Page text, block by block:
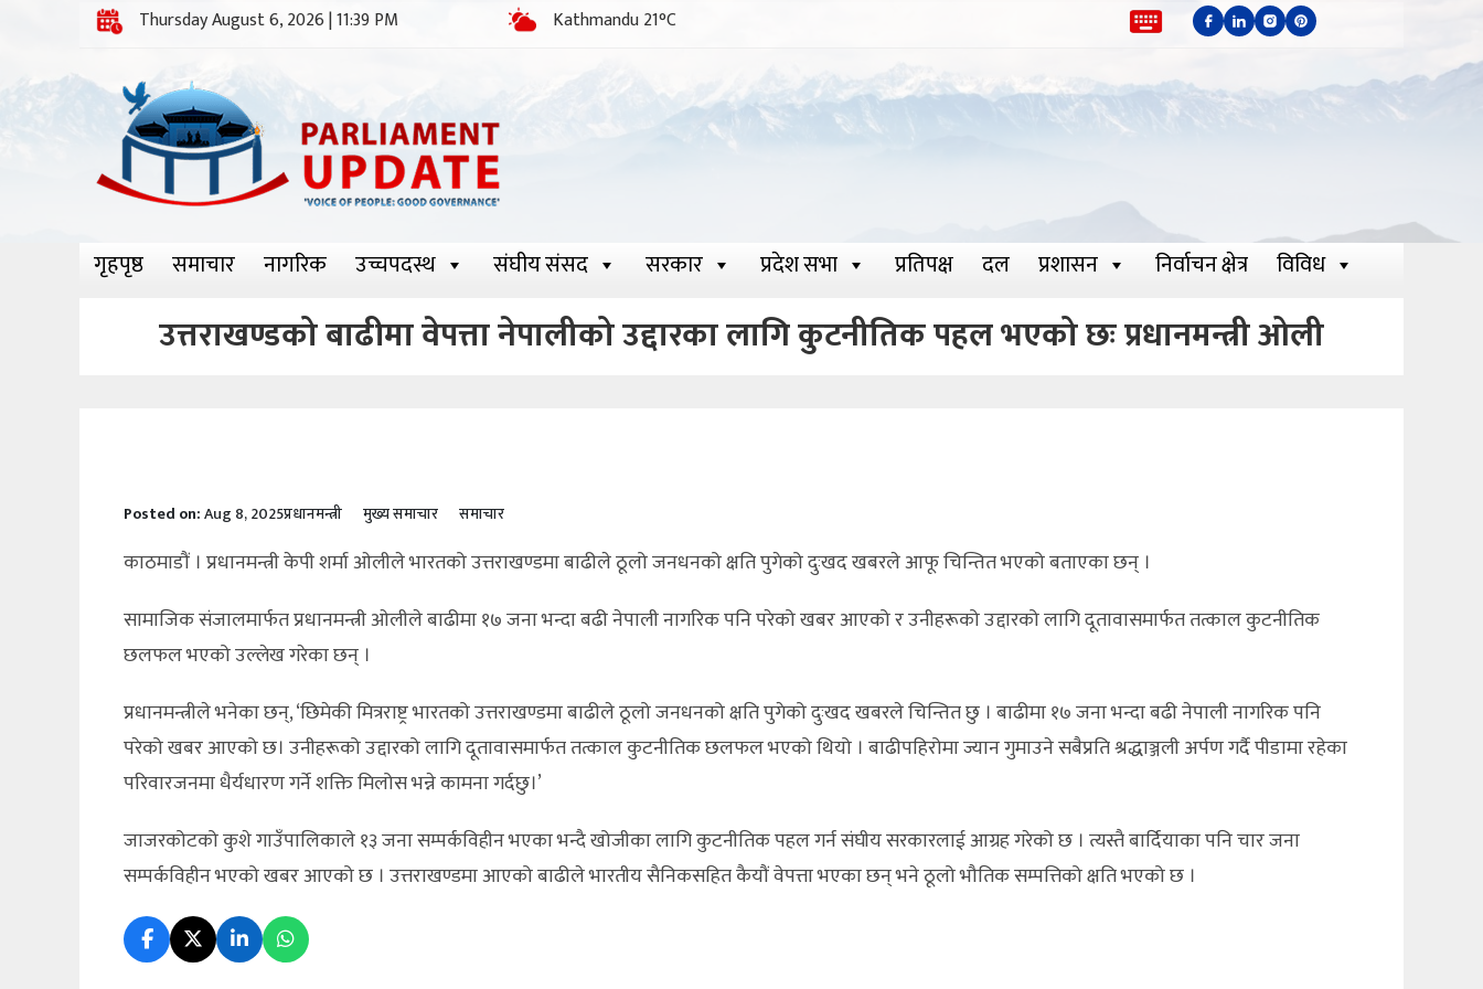
Thursday August 6, 2026 | 11:39 PM Kathmandu 21°C
गृहपृष्ठ समाचार नागरिक उच्चपदस्थ संघीय संसद सरकार प्रदेश सभा प्रतिपक्ष दल प्रशासन निर्वाचन क्षेत्र विविध
उत्तराखण्डको बाढीमा वेपत्ता नेपालीको उद्दारका लागि कुटनीतिक पहल भएको छः प्रधानमन्त्री ओली
Posted on:Aug 8, 2025प्रधानमन्त्री मुख्य समाचार समाचार
काठमाडौं । प्रधानमन्त्री केपी शर्मा ओलीले भारतको उत्तराखण्डमा बाढीले ठूलो जनधनको क्षति पुगेको दुःखद खबरले आफू चिन्तित भएको बताएका छन् ।
सामाजिक संजालमार्फत प्रधानमन्त्री ओलीले बाढीमा १७ जना भन्दा बढी नेपाली नागरिक पनि परेको खबर आएको र उनीहरूको उद्दारको लागि दूतावासमार्फत तत्काल कुटनीतिक
छलफल भएको उल्लेख गरेका छन् ।
प्रधानमन्त्रीले भनेका छन्, ‘छिमेकी मित्रराष्ट्र भारतको उत्तराखण्डमा बाढीले ठूलो जनधनको क्षति पुगेको दुःखद खबरले चिन्तित छु । बाढीमा १७ जना भन्दा बढी नेपाली नागरिक पनि
परेको खबर आएको छ। उनीहरूको उद्दारको लागि दूतावासमार्फत तत्काल कुटनीतिक छलफल भएको थियो । बाढीपहिरोमा ज्यान गुमाउने सबैप्रति श्रद्धाञ्जली अर्पण गर्दै पीडामा रहेका
परिवारजनमा धैर्यधारण गर्ने शक्ति मिलोस भन्ने कामना गर्दछु।’
जाजरकोटको कुशे गाउँपालिकाले १३ जना सम्पर्कविहीन भएका भन्दै खोजीका लागि कुटनीतिक पहल गर्न संघीय सरकारलाई आग्रह गरेको छ । त्यस्तै बार्दियाका पनि चार जना
सम्पर्कविहीन भएको खबर आएको छ । उत्तराखण्डमा आएको बाढीले भारतीय सैनिकसहित कैयौं वेपत्ता भएका छन् भने ठूलो भौतिक सम्पत्तिको क्षति भएको छ ।